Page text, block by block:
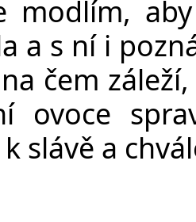
modlím,
a s ní i
čem
ovoce
slávě a